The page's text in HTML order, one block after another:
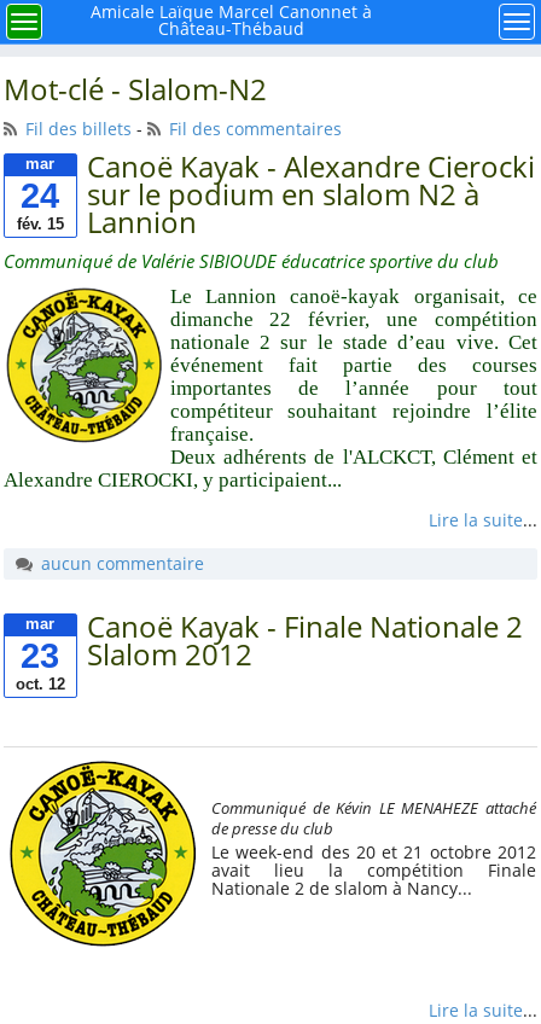
Menu
× Rechercher
À retenir
Mieux connaître notre
mouvement la ligue de
l'enseignement FAL 44
Histoire de l'école
publique à Château-
Thébaud
Et si nous faisions le
point sur la Laïcité ?
La Maine. Aujourd'hui,
autrefois, demain
Notre projet associatif
2025-2028
Notre projet sportif 2025-
2028
Aide pour les voyages
scolaires
Prêt et location de
Menu
Amicale Laïque Marcel Canonnet à
Château-Thébaud
Mot-clé - Slalom-N2
Fil des billets - Fil des commentaires
mar
24
fév. 15
Canoë Kayak - Alexandre Cierocki
sur le podium en slalom N2 à
Lannion
Communiqué de Valérie SIBIOUDE éducatrice sportive du club
Le Lannion canoë-kayak organisait, ce
dimanche 22 février, une compétition
nationale 2 sur le stade d’eau vive. Cet
événement fait partie des courses
importantes de l’année pour tout
compétiteur souhaitant rejoindre l’élite
française.
Deux adhérents de l'ALCKCT, Clément et
Alexandre CIEROCKI, y participaient...
Lire la suite...
aucun commentaire
mar
23
oct. 12
Canoë Kayak - Finale Nationale 2
Slalom 2012
Communiqué de Kévin LE MENAHEZE attaché
de presse du club
Le week-end des 20 et 21 octobre 2012
avait lieu la compétition Finale
Nationale 2 de slalom à Nancy...
Lire la suite...